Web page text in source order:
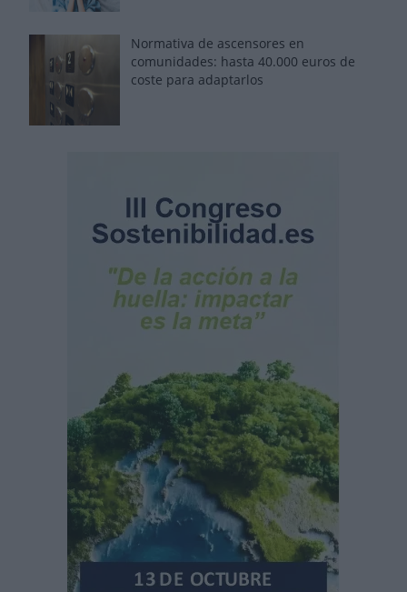
Normativa de ascensores en
comunidades: hasta 40.000 euros de
coste para adaptarlos